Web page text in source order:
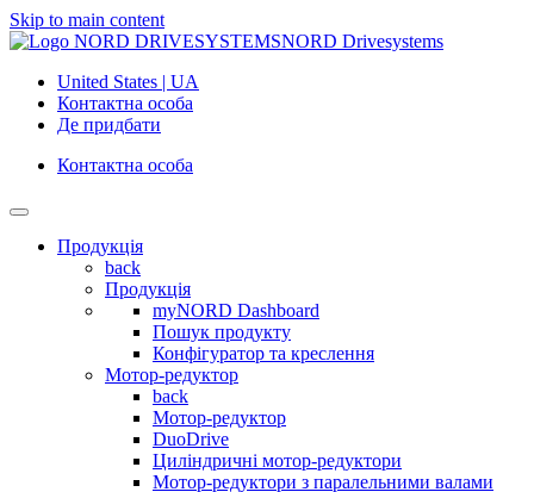
Skip to main content
NORD Drivesystems
United States | UA
Контактна особа
Де придбати
Контактна особа
Продукція
back
Продукція
myNORD Dashboard
Пошук продукту
Конфігуратор та креслення
Мотор-редуктор
back
Мотор-редуктор
DuoDrive
Циліндричні мотор-редуктори
Мотор-редуктори з паралельними валами